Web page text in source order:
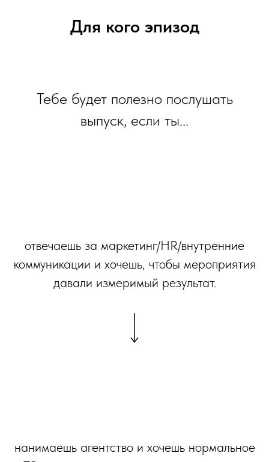
Для кого эпизод
Тебе будет полезно послушать
выпуск, если ты...
отвечаешь за маркетинг/HR/внутренние
коммуникации и хочешь, чтобы мероприятия
давали измеримый результат.
нанимаешь агентство и хочешь нормальное